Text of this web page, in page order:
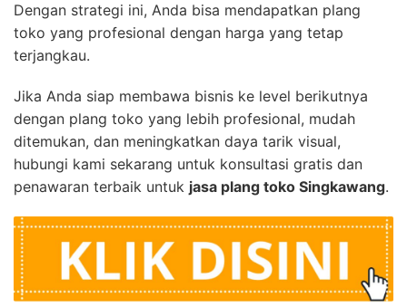
Dengan strategi ini, Anda bisa mendapatkan plang
toko yang profesional dengan harga yang tetap
terjangkau.
Jika Anda siap membawa bisnis ke level berikutnya
dengan plang toko yang lebih profesional, mudah
ditemukan, dan meningkatkan daya tarik visual,
hubungi kami sekarang untuk konsultasi gratis dan
penawaran terbaik untuk jasa plang toko Singkawang.